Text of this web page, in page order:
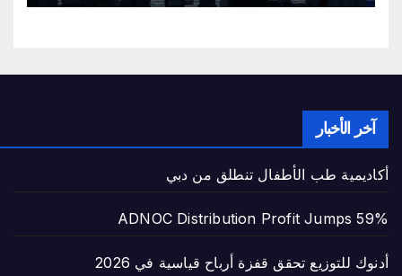
آخر الأخبار
أكاديمية طب الأطفال تنطلق من دبي
ADNOC Distribution Profit Jumps 59%
أدنوك للتوزيع تحقق قفزة أرباح قياسية في 2026